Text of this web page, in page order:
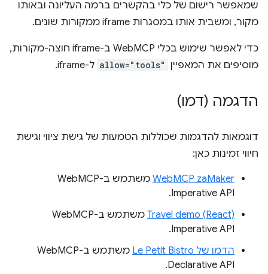
שמאפשר רישום של כלי בהקשרים ברמה העליונה ובאותו
מקור, ומשבית אותו במסגרות iframe ממקורות שונים.
כדי לאפשר שימוש בכלי WebMCP ב-iframe חוצה-מקורות,
מוסיפים את המאפיין
allow="tools" ל-iframe.
הדגמה (דמו)
דוגמאות להדגמות שכוללות הטמעות של גישת ציווי וגישת
חיווי זמינות כאן:
WebMCP zaMaker
משתמש ב-WebMCP
Imperative API.
Travel demo (React)
משתמש ב-WebMCP
Imperative API.
הדמו של Le Petit Bistro
משתמש ב-WebMCP
Declarative API.